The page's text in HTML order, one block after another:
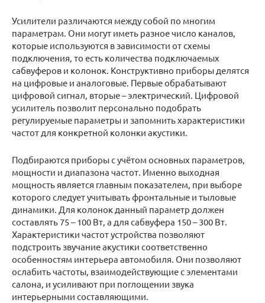
Усилители различаются между собой по многим
параметрам. Они могут иметь разное число каналов,
которые используются в зависимости от схемы
подключения, то есть количества подключаемых
сабвуферов и колонок. Конструктивно приборы делятся
на цифровые и аналоговые. Первые обрабатывают
цифровой сигнал, вторые – электрический. Цифровой
усилитель позволит персонально подобрать
регулируемые параметры и запомнить характеристики
частот для конкретной колонки акустики.
Подбираются приборы с учётом основных параметров,
мощности и диапазона частот. Именно выходная
мощность является главным показателем, при выборе
которого следует учитывать фронтальные и тыловые
динамики. Для колонок данный параметр должен
составлять 75 – 100 Вт, а для сабвуфера 150 – 300 Вт.
Характеристики частот устройства позволяют
подстроить звучание акустики соответственно
особенностям интерьера автомобиля. Они позволяют
ослабить частоты, взаимодействующие с элементами
салона, и усиливают при поглощении звука
интерьерными составляющими.